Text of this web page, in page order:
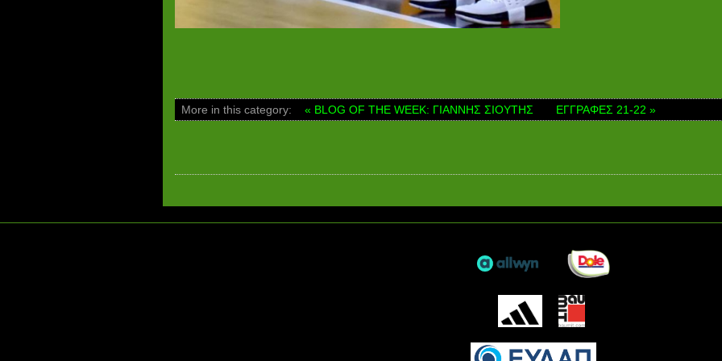
More in this category: « BLOG OF THE WEEK: ΓΙΑΝΝΗΣ ΣΙΟΥΤΗΣ ΕΓΓΡΑΦΕΣ 21-22 »